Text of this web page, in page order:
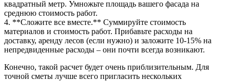
квадратный метр. Умножьте площадь вашего фасада на
среднюю стоимость работ.
4. **Сложите все вместе.** Суммируйте стоимость
материалов и стоимость работ. Прибавьте расходы на
доставку, аренду лесов (если нужно) и заложите 10-15% на
непредвиденные расходы – они почти всегда возникают.
Конечно, такой расчет будет очень приблизительным. Для
точной сметы лучше всего пригласить нескольких